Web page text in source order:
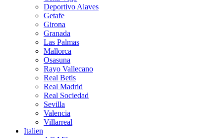
Deportivo Alaves
Getafe
Girona
Granada
Las Palmas
Mallorca
Osasuna
Rayo Vallecano
Real Betis
Real Madrid
Real Sociedad
Sevilla
Valencia
Villarreal
Italien